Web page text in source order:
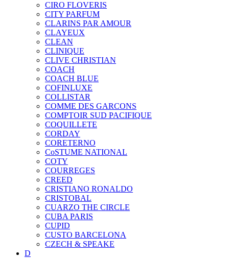
CIRO FLOVERIS
CITY PARFUM
CLARINS PAR AMOUR
CLAYEUX
CLEAN
CLINIQUE
CLIVE CHRISTIAN
COACH
COACH BLUE
COFINLUXE
COLLISTAR
COMME DES GARCONS
COMPTOIR SUD PACIFIQUE
COQUILLETE
CORDAY
CORETERNO
CoSTUME NATIONAL
COTY
COURREGES
CREED
CRISTIANO RONALDO
CRISTOBAL
CUARZO THE CIRCLE
CUBA PARIS
CUPID
CUSTO BARCELONA
CZECH & SPEAKE
D